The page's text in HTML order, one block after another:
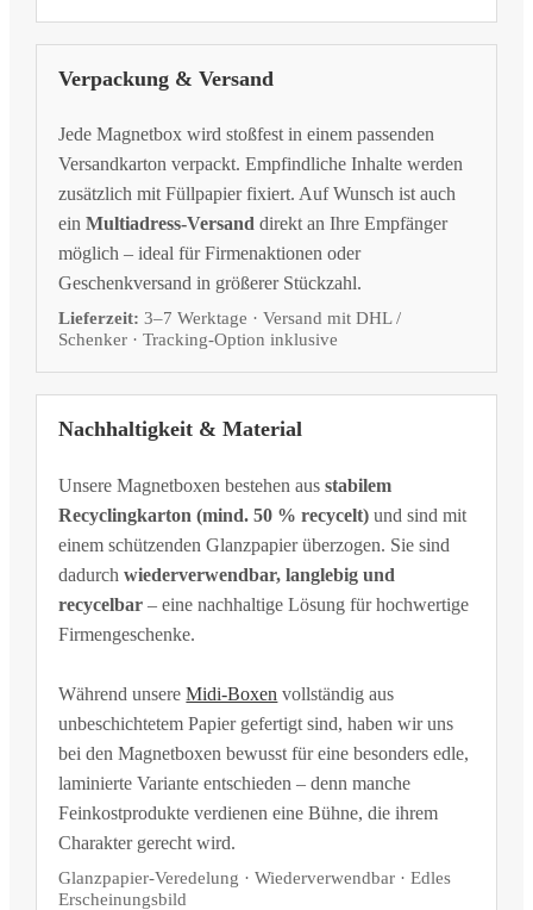
Verpackung & Versand
Jede Magnetbox wird stoßfest in einem passenden
Versandkarton verpackt. Empfindliche Inhalte werden
zusätzlich mit Füllpapier fixiert. Auf Wunsch ist auch
einMultiadress-Versand direkt an Ihre Empfänger
möglich – ideal für Firmenaktionen oder
Geschenkversand in größerer Stückzahl.
Lieferzeit: 3–7 Werktage · Versand mit DHL /
Schenker · Tracking-Option inklusive
Nachhaltigkeit & Material
Unsere Magnetboxen bestehen ausstabilem
Recyclingkarton (mind. 50 % recycelt) und sind mit
einem schützenden Glanzpapier überzogen. Sie sind
dadurchwiederverwendbar, langlebig und
recycelbar – eine nachhaltige Lösung für hochwertige
Firmengeschenke.
Während unsereMidi-Boxen vollständig aus
unbeschichtetem Papier gefertigt sind, haben wir uns
bei den Magnetboxen bewusst für eine besonders edle,
laminierte Variante entschieden – denn manche
Feinkostprodukte verdienen eine Bühne, die ihrem
Charakter gerecht wird.
Glanzpapier-Veredelung · Wiederverwendbar · Edles
Erscheinungsbild